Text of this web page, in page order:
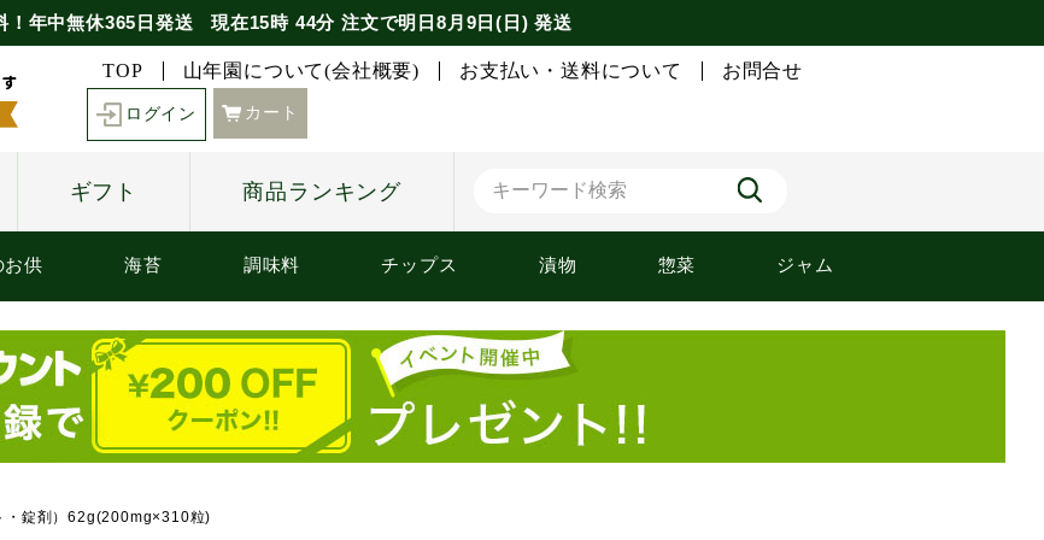
！年中無休365日発送 現在15時 44分 注文で明日8月9日(日) 発送
TOP 山年園について(会社概要) お支払い・送料について お問合せ
ログイン カート
ギフト 商品ランキング
お供 海苔 調味料 チップス 漬物 惣菜 ジャム
・錠剤）62g(200mg×310粒)